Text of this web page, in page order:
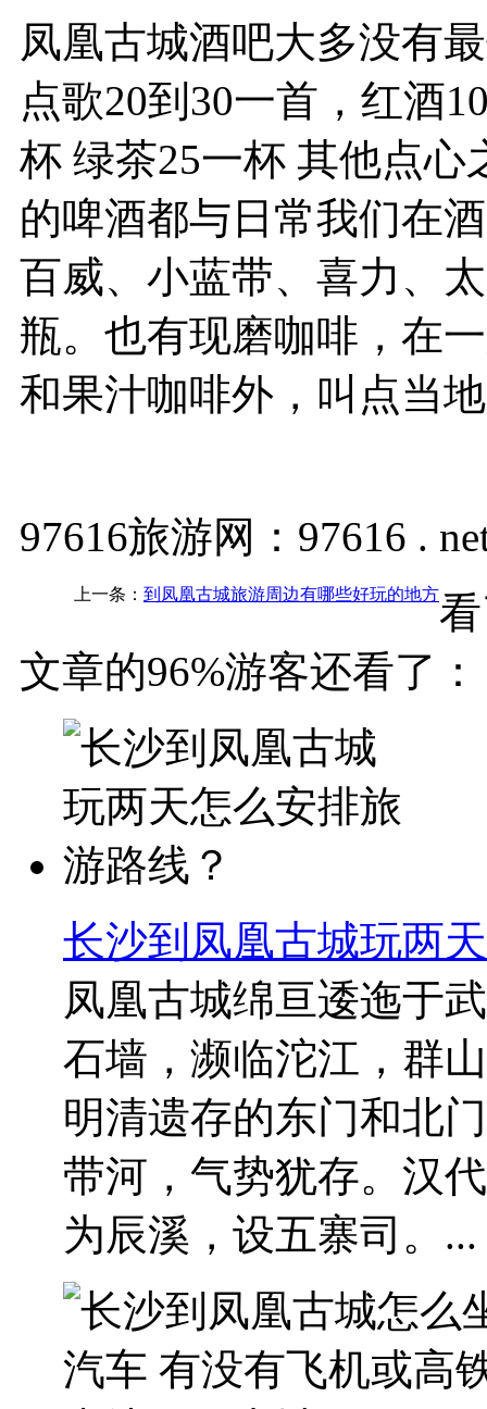
凤凰古城酒吧大多没有
点歌20到30一首，红酒
杯 绿茶25一杯 其他点
的啤酒都与日常我们在
百威、小蓝带、喜力、
瓶。也有现磨咖啡，在
和果汁咖啡外，叫点当
97616旅游网：97616 .
上一条： 到凤凰古城旅游周边有哪些好玩的地方
文章的96%游客还看了：
长沙到凤凰古城玩两
凤凰古城绵亘逶迤于
石墙，濒临沱江，群
明清遗存的东门和北
带河，气势犹存。汉
为辰溪，设五寨司。...